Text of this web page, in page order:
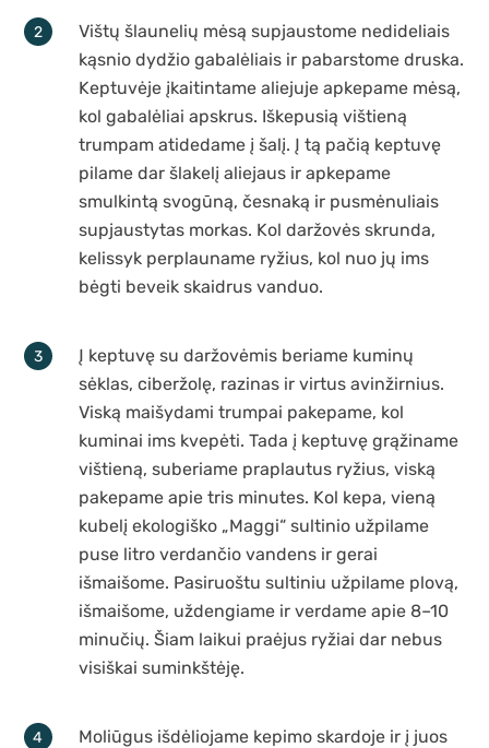
Vištų šlaunelių mėsą supjaustome nedideliais
kąsnio dydžio gabalėliais ir pabarstome druska.
Keptuvėje įkaitintame aliejuje apkepame mėsą,
kol gabalėliai apskrus. Iškepusią vištieną
trumpam atidedame į šalį. Į tą pačią keptuvę
pilame dar šlakelį aliejaus ir apkepame
smulkintą svogūną, česnaką ir pusmėnuliais
supjaustytas morkas. Kol daržovės skrunda,
kelissyk perplauname ryžius, kol nuo jų ims
bėgti beveik skaidrus vanduo.
Į keptuvę su daržovėmis beriame kuminų
sėklas, ciberžolę, razinas ir virtus avinžirnius.
Viską maišydami trumpai pakepame, kol
kuminai ims kvepėti. Tada į keptuvę grąžiname
vištieną, suberiame praplautus ryžius, viską
pakepame apie tris minutes. Kol kepa, vieną
kubelį ekologiško „Maggi“ sultinio užpilame
puse litro verdančio vandens ir gerai
išmaišome. Pasiruoštu sultiniu užpilame plovą,
išmaišome, uždengiame ir verdame apie 8–10
minučių. Šiam laikui praėjus ryžiai dar nebus
visiškai suminkštėję.
Moliūgus išdėliojame kepimo skardoje ir į juos